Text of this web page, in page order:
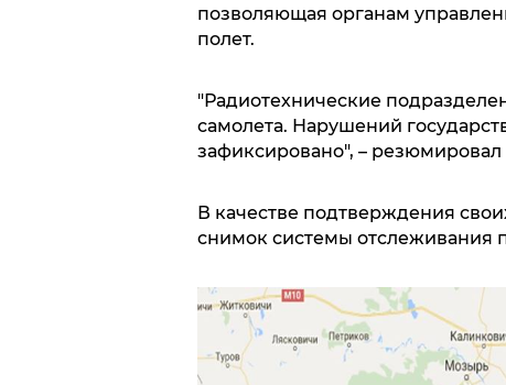
позволяющая органам
полет.
"Радиотехнические
самолета. Нарушений
зафиксировано", –
В качестве подтверждения
снимок системы отслеживания